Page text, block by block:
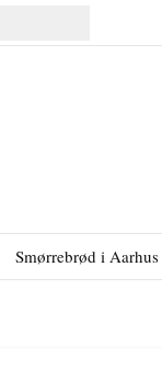
Smørrebrød i Aarhus